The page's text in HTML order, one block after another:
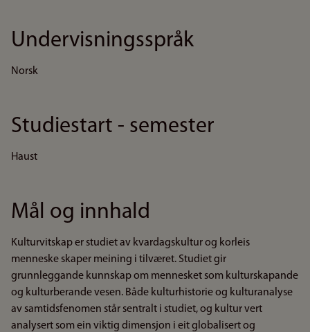
Undervisningsspråk
Norsk
Studiestart - semester
Haust
Mål og innhald
Kulturvitskap er studiet av kvardagskultur og korleis
menneske skaper meining i tilværet. Studiet gir
grunnleggande kunnskap om mennesket som kulturskapande
og kulturberande vesen. Både kulturhistorie og kulturanalyse
av samtidsfenomen står sentralt i studiet, og kultur vert
analysert som ein viktig dimensjon i eit globalisert og